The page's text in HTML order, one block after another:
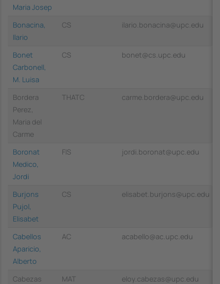
Maria Josep
Bonacina,
Ilario
CS ilario.bonacina@upc.edu
Bonet
Carbonell,
M. Luisa
CS bonet@cs.upc.edu
Bordera
Perez,
Maria del
Carme
THATC carme.bordera@upc.edu
Boronat
Medico,
Jordi
FIS jordi.boronat@upc.edu
Burjons
Pujol,
Elisabet
CS elisabet.burjons@upc.edu
Cabellos
Aparicio,
Alberto
AC acabello@ac.upc.edu
Cabezas
MAT eloy.cabezas@upc.edu